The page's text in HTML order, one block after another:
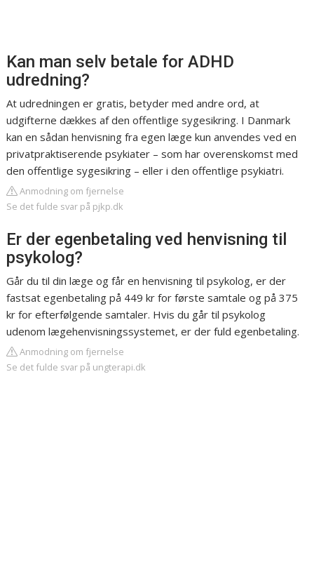
Kan man selv betale for ADHD
udredning?
At udredningen er gratis, betyder med andre ord, at
udgifterne dækkes af den offentlige sygesikring. I Danmark
kan en sådan henvisning fra egen læge kun anvendes ved en
privatpraktiserende psykiater – som har overenskomst med
den offentlige sygesikring – eller i den offentlige psykiatri.
Anmodning om fjernelse
Se det fulde svar på pjkp.dk
Er der egenbetaling ved henvisning til
psykolog?
Går du til din læge og får en henvisning til psykolog, er der
fastsat egenbetaling på 449 kr for første samtale og på 375
kr for efterfølgende samtaler. Hvis du går til psykolog
udenom lægehenvisningssystemet, er der fuld egenbetaling.
Anmodning om fjernelse
Se det fulde svar på ungterapi.dk